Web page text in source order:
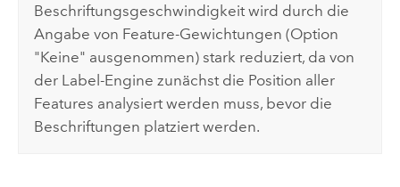
Beschriftungsgeschwindigkeit wird durch die
Angabe von Feature-Gewichtungen (Option
"Keine" ausgenommen) stark reduziert, da von
der Label-Engine zunächst die Position aller
Features analysiert werden muss, bevor die
Beschriftungen platziert werden.